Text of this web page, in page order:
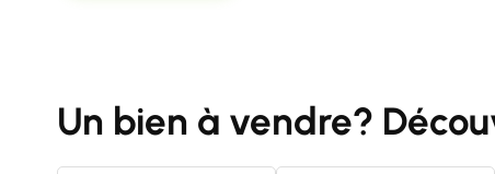
Un bien à vendre?